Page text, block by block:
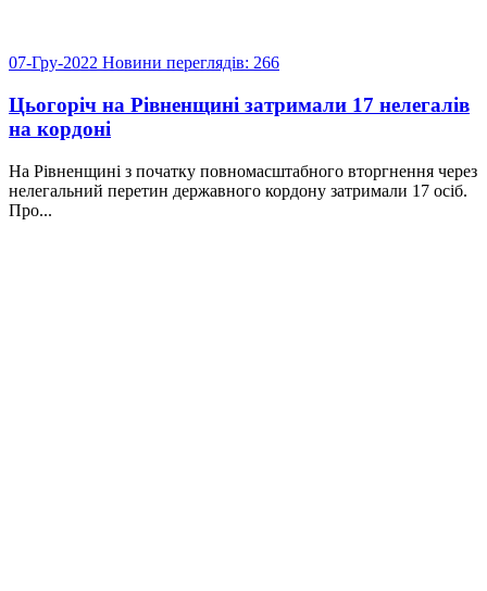
07-Гру-2022 Новини переглядів: 266
Цьогоріч на Рівненщині затримали 17 нелегалів
на кордоні
На Рівненщині з початку повномасштабного вторгнення через
нелегальний перетин державного кордону затримали 17 осіб.
Про...